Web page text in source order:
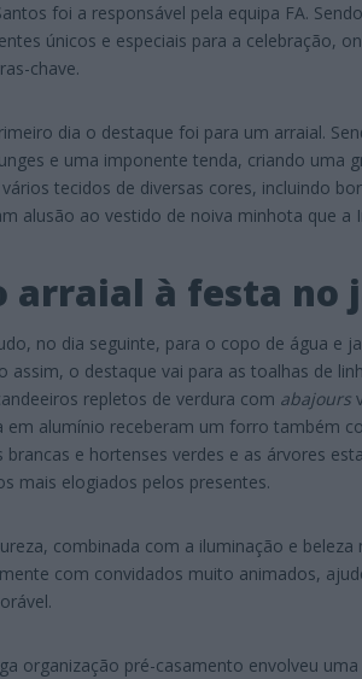
foi a responsável pela equipa FA.
únicos e especiais para a celebração,
chave.
dia o destaque foi para um arraial.
e uma imponente tenda, criando uma
tecidos de diversas cores, incluindo
alusão ao vestido de noiva minhota que a
arraial à festa no
no dia seguinte, para o copo de água e
assim, o destaque vai para as toalhas de
repletos de verdura com abajours
em alumínio receberam um forro também
brancas e hortenses verdes e as árvores
mais elogiados pelos presentes.
combinada com a iluminação e
com convidados muito animados,
organização pré-casamento envolveu